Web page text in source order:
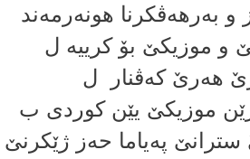
و به‌رهه‌ڤكرنا هونه‌رمه‌ند
و موزیکێ بۆ کرییە ل
هه‌رێ كه‌ڤنار ل
موزیکێ یێن کوردی ب
سترانێ پەیاما حه‌ز ژێكرنێ